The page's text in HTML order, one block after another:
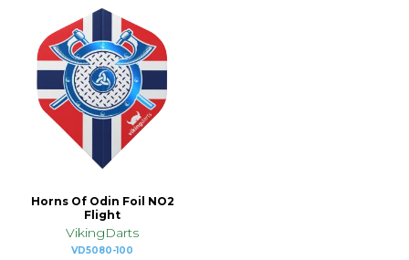
Horns Of Odin Foil NO2
Flight
VikingDarts
VD5080-100